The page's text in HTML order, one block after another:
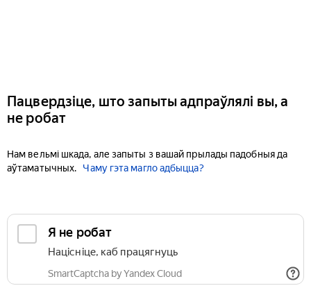
Пацвердзіце, што запыты адпраўлялі вы, а
не робат
Нам вельмі шкада, але запыты з вашай прылады падобныя да
аўтаматычных.
Чаму гэта магло адбыцца?
Я не робат
Націсніце, каб працягнуць
SmartCaptcha by Yandex Cloud